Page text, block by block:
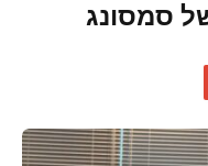
סמסונג